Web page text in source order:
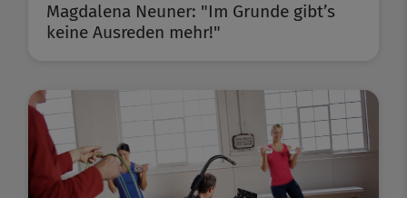
Magdalena Neuner: "Im Grunde gibt’s
keine Ausreden mehr!"